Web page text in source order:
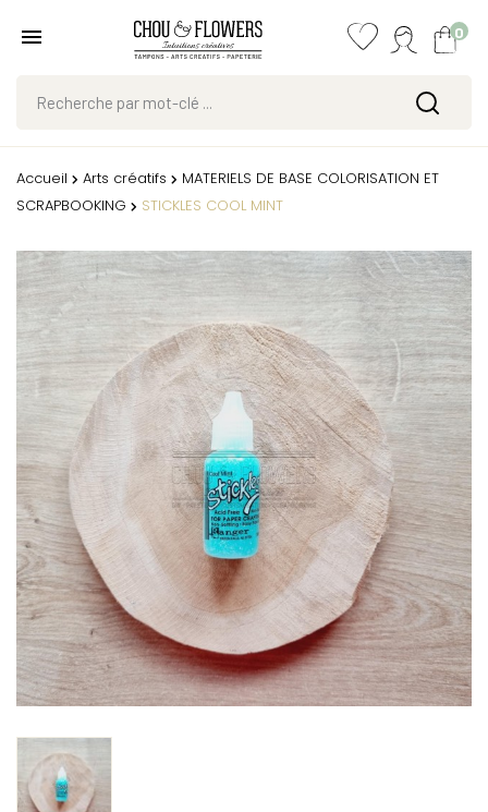
0
Accueil Arts créatifs
MATERIELS DE BASE COLORISATION ET
SCRAPBOOKING
STICKLES COOL MINT